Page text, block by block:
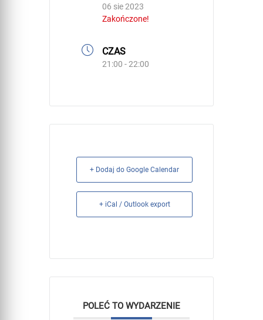
06 sie 2023
Zakończone!
CZAS
21:00 - 22:00
+ Dodaj do Google Calendar
+ iCal / Outlook export
POLEĆ TO WYDARZENIE